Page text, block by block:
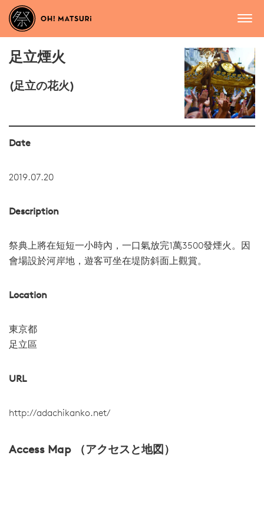
足立煙火
(足立の花火)
Date
2019.07.20
Description
祭典上將在短短一小時內，一口氣放完1萬3500發煙火。因
會場設於河岸地，遊客可坐在堤防斜面上觀賞。
Location
東京都
足立區
URL
http://adachikanko.net/
Access Map （アクセスと地図）